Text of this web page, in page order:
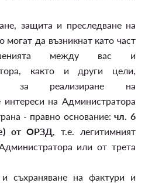
защита и преследване на
могат да възникнат като част
между вас и
както и други цели,
за реализиране на
интереси на Администратора
- правно основание: чл. 6
от ОРЗД, т.е. легитимният
или от трета
и съхраняване на фактури и